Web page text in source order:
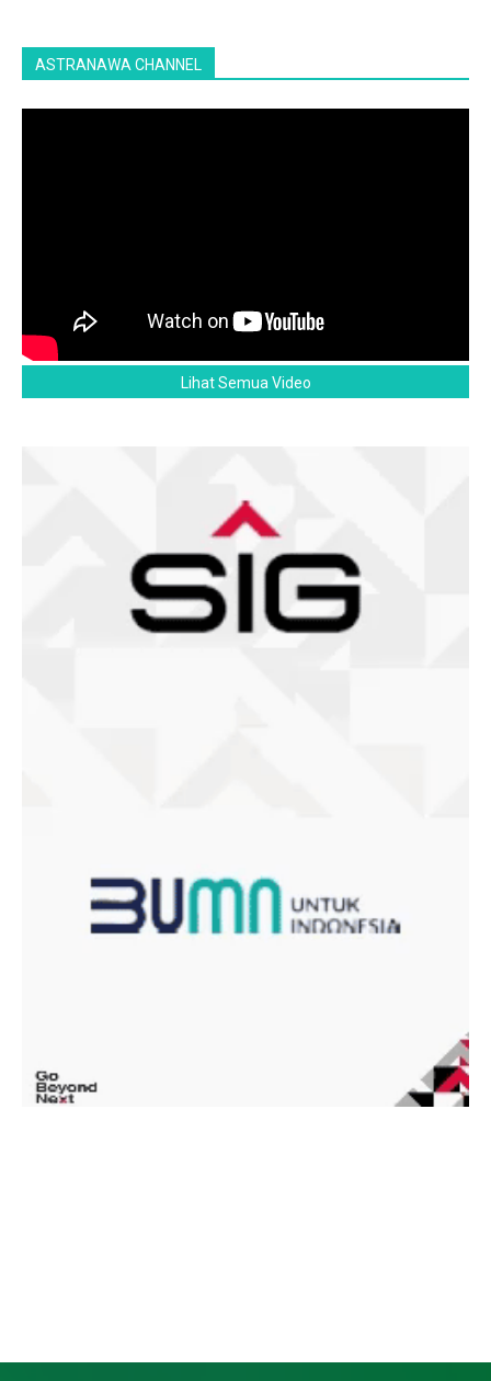
ASTRANAWA CHANNEL
Lihat Semua Video